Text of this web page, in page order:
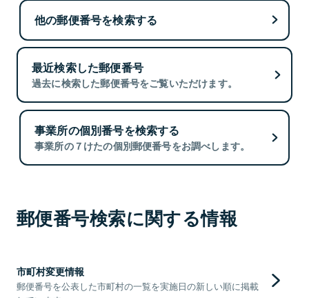
他の郵便番号を検索する
最近検索した郵便番号
過去に検索した郵便番号をご覧いただけます。
事業所の個別番号を検索する
事業所の７けたの個別郵便番号をお調べします。
郵便番号検索に関する情報
市町村変更情報
郵便番号を公表した市町村の一覧を実施日の新しい順に掲載